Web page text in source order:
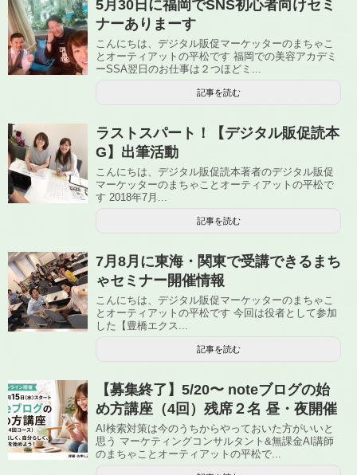
5月30日に福岡でSNS初心者向けセミ
ナーありまーす
こんにちは、デジタル販促マーケッターのまちゃこ
とオーティアットの平松です 福岡での美容アカデミ
ーSSA翌日のお仕事は２つほどミ...
記事を読む
ラストスパート！【デジタル販促読本
G】出筆活動
こんにちは、デジタル販促読本著者のデジタル販促
マーケッターのまちゃことオーティアットの平松で
す 2018年7月...
記事を読む
7月8月に東海・関東で受講できるまち
ゃセミナー開催情報
こんにちは、デジタル販促マーケッターのまちゃこ
とオーティアットの平松です 今回は役者として参加
した【豊橋エクス...
記事を読む
【募集終了】5/20〜 noteブログの始
め方講座（4回）残席２名 昼・夜開催
AI検索対策は今のうちからやっておいた方がいいと
思う マーケティングコンサルタント&無課金AI講師
のまちゃことオーティアットの平松で...